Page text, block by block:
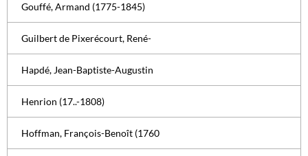
Gouffé, Armand (1775-1845)
Guilbert de Pixerécourt, René-
Hapdé, Jean-Baptiste-Augustin
Henrion (17..-1808)
Hoffman, François-Benoît (1760